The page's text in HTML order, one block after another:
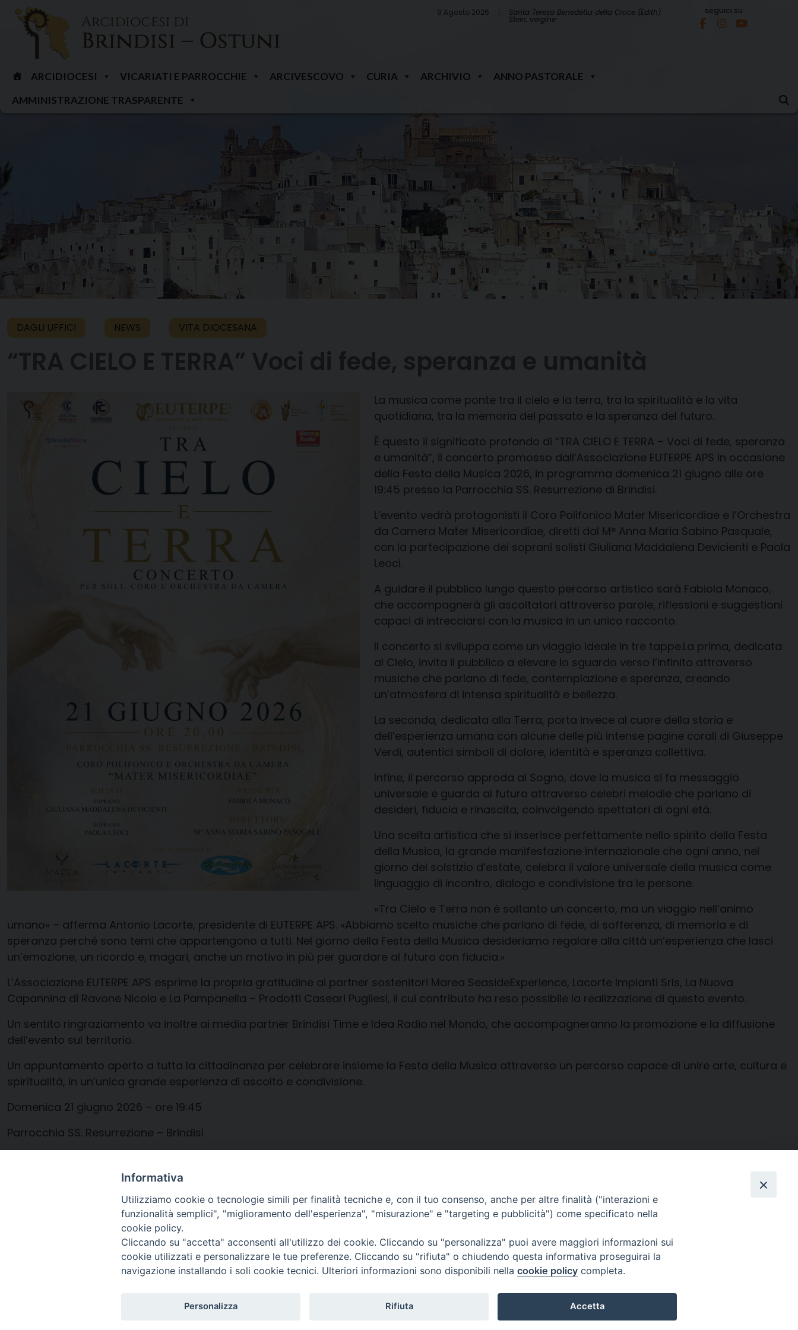
Skip
content
9 Agosto 2026 Santa Teresa Benedetta della Croce (Edith)
Stein, vergine
seguici su
ARCIDIOCESI VICARIATI E PARROCCHIE ARCIVESCOVO CURIA ARCHIVIO
ANNO PASTORALE
AMMINISTRAZIONE TRASPARENTE
DAGLI UFFICI NEWS VITA DIOCESANA
La musica come ponte tra il cielo e la terra, tra la spiritualità e la vita
quotidiana, tra la memoria del passato e la speranza del futuro.
È questo il significato profondo di “TRA CIELO E TERRA – Voci di fede, speranza
e umanità”, il concerto promosso dall’Associazione EUTERPE APS in occasione
della Festa della Musica 2026, in programma domenica 21 giugno alle ore
19:45 presso la Parrocchia SS. Resurrezione di Brindisi.
L’evento vedrà protagonisti il Coro Polifonico Mater Misericordiae e l’Orchestra
da Camera Mater Misericordiae, diretti dal M° Anna Maria Sabino Pasquale,
con la partecipazione dei soprani solisti Giuliana Maddalena Devicienti e Paola
Leoci.
A guidare il pubblico lungo questo percorso artistico sarà Fabiola Monaco,
che accompagnerà gli ascoltatori attraverso parole, riflessioni e suggestioni
capaci di intrecciarsi con la musica in un unico racconto.
Il concerto si sviluppa come un viaggio ideale in tre tappe.La prima, dedicata
al Cielo, invita il pubblico a elevare lo sguardo verso l’infinito attraverso
musiche che parlano di fede, contemplazione e speranza, creando
un’atmosfera di intensa spiritualità e bellezza.
La seconda, dedicata alla Terra, porta invece al cuore della storia e
dell’esperienza umana con alcune delle più intense pagine corali di Giuseppe
Verdi, autentici simboli di dolore, identità e speranza collettiva.
Infine, il percorso approda al Sogno, dove la musica si fa messaggio
universale e guarda al futuro attraverso celebri melodie che parlano di
desideri, fiducia e rinascita, coinvolgendo spettatori di ogni età.
Una scelta artistica che si inserisce perfettamente nello spirito della Festa
della Musica, la grande manifestazione internazionale che ogni anno, nel
giorno del solstizio d’estate, celebra il valore universale della musica come
linguaggio di incontro, dialogo e condivisione tra le persone.
«Tra Cielo e Terra non è soltanto un concerto, ma un viaggio nell’animo
umano» – afferma Antonio Lacorte, presidente di EUTERPE APS. «Abbiamo scelto musiche che parlano di fede, di sofferenza, di memoria e di
speranza perché sono temi che appartengono a tutti. Nel giorno della Festa della Musica desideriamo regalare alla città un’esperienza che lasci
un’emozione, un ricordo e, magari, anche un motivo in più per guardare al futuro con fiducia.»
L’Associazione EUTERPE APS esprime la propria gratitudine ai partner sostenitori Marea SeasideExperience, Lacorte Impianti Srls, La Nuova
Capannina di Ravone Nicola e La Pampanella – Prodotti Caseari Pugliesi, il cui contributo ha reso possibile la realizzazione di questo evento.
Un sentito ringraziamento va inoltre ai media partner Brindisi Time e Idea Radio nel Mondo, che accompagneranno la promozione e la diffusione
dell’evento sul territorio.
Un appuntamento aperto a tutta la cittadinanza per celebrare insieme la Festa della Musica attraverso un percorso capace di unire arte, cultura e
spiritualità, in un’unica grande esperienza di ascolto e condivisione.
Domenica 21 giugno 2026 – ore 19:45
Parrocchia SS. Resurrezione – Brindisi
Telegram
Mar. / Mer. / Giov. ore 9 - 13
nei mesi estivi solo Martedì ore 9 -
Informativa
Utilizziamo cookie o tecnologie simili per finalità tecniche e, con il tuo consenso, anche per altre finalità ("interazioni e
funzionalità semplici", "miglioramento dell'esperienza", "misurazione" e "targeting e pubblicità") come specificato nella
cookie policy.
Cliccando su "accetta" acconsenti all'utilizzo dei cookie. Cliccando su "personalizza" puoi avere maggiori informazioni sui
cookie utilizzati e personalizzare le tue preferenze. Cliccando su "rifiuta" o chiudendo questa informativa proseguirai la
navigazione installando i soli cookie tecnici. Ulteriori informazioni sono disponibili nella cookie policy completa.
Personalizza Rifiuta Accetta